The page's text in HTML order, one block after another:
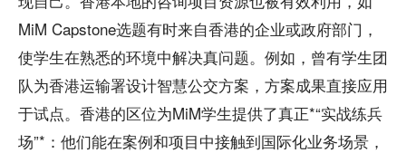
MiM Capstone选题有时来自香港的企业或政府部门，
使学生在熟悉的环境中解决真问题。例如，曾有学生团
队为香港运输署设计智慧公交方案，方案成果直接应用
于试点。香港的区位为MiM学生提供了真正*“实战练兵
场”*：他们能在案例和项目中接触到国际化业务场景，